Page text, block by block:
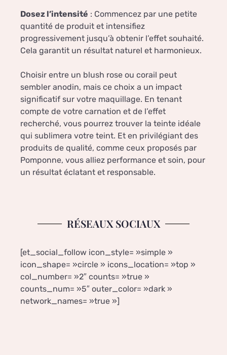
Dosez l’intensité : Commencez par une petite
quantité de produit et intensifiez
progressivement jusqu’à obtenir l’effet souhaité.
Cela garantit un résultat naturel et harmonieux.
Choisir entre un blush rose ou corail peut
sembler anodin, mais ce choix a un impact
significatif sur votre maquillage. En tenant
compte de votre carnation et de l’effet
recherché, vous pourrez trouver la teinte idéale
qui sublimera votre teint. Et en privilégiant des
produits de qualité, comme ceux proposés par
Pomponne, vous alliez performance et soin, pour
un résultat éclatant et responsable.
RÉSEAUX SOCIAUX
[et_social_follow icon_style= »simple »
icon_shape= »circle » icons_location= »top »
col_number= »2″ counts= »true »
counts_num= »5″ outer_color= »dark »
network_names= »true »]